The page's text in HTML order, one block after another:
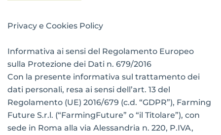
Privacy e Cookies Policy
Informativa ai sensi del Regolamento Europeo
sulla Protezione dei Dati n. 679/2016
Con la presente informativa sul trattamento dei
dati personali, resa ai sensi dell’art. 13 del
Regolamento (UE) 2016/679 (c.d. “GDPR”), Farming
Future S.r.l. (“FarmingFuture” o “il Titolare”), con
sede in Roma alla via Alessandria n. 220, P.IVA,